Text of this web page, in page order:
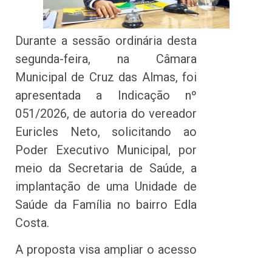
Durante a sessão ordinária desta
segunda-feira, na Câmara
Municipal de Cruz das Almas, foi
apresentada a Indicação nº
051/2026, de autoria do vereador
Euricles Neto, solicitando ao
Poder Executivo Municipal, por
meio da Secretaria de Saúde, a
implantação de uma Unidade de
Saúde da Família no bairro Edla
Costa.
A proposta visa ampliar o acesso